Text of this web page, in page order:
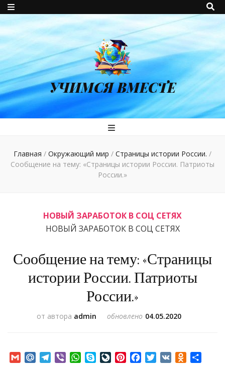
УЧИМСЯ ВМЕСТЕ
Главная / Окружающий мир / Страницы истории России. /
Сообщение на тему: «Страницы истории России. Патриоты
России.»
НОВЫЙ ЗАРАБОТОК В СОЦ СЕТЯХ
НОВЫЙ ЗАРАБОТОК В СОЦ СЕТЯХ
Сообщение на тему: «Страницы
истории России. Патриоты
России.»
от автора admin обновлено 04.05.2020
GmailMail.RuTelegram
Viber WhatsApp
SkypeLiveJournal
PinterestFacebookTwitter
VK